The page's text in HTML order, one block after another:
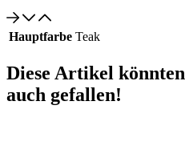
Hauptfarbe Teak
Diese Artikel
auch gefallen!